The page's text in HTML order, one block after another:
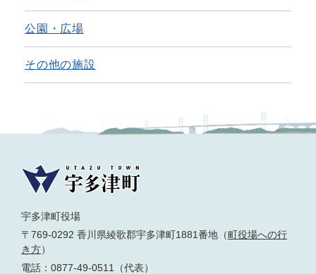
公園・広場
その他の施設
宇多津町役場
〒769-0292 香川県綾歌郡宇多津町1881番地（町役場への行
き方）
電話：0877-49-0511（代表）